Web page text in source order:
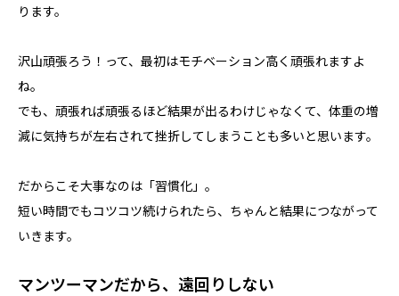
ります。
沢山頑張ろう！って、最初はモチベーション高く頑張れますよ
ね。
でも、頑張れば頑張るほど結果が出るわけじゃなくて、体重の増
減に気持ちが左右されて挫折してしまうことも多いと思います。
だからこそ大事なのは「習慣化」。
短い時間でもコツコツ続けられたら、ちゃんと結果につながって
いきます。
マンツーマンだから、遠回りしない